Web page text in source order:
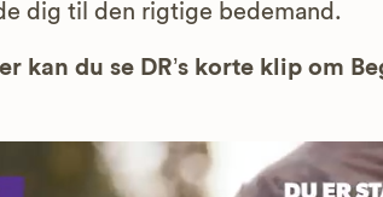
dig til den rigtige bedemand.
kan du se DR’s korte klip om